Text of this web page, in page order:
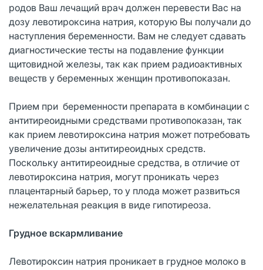
родов Ваш лечащий врач должен перевести Вас на
дозу левотироксина натрия, которую Вы получали до
наступления беременности. Вам не следует сдавать
диагностические тесты на подавление функции
щитовидной железы, так как прием радиоактивных
веществ у беременных женщин противопоказан.
Прием при беременности препарата в комбинации с
антитиреоидными средствами противопоказан, так
как прием левотироксина натрия может потребовать
увеличение дозы антитиреоидных средств.
Поскольку антитиреоидные средства, в отличие от
левотироксина натрия, могут проникать через
плацентарный барьер, то у плода может развиться
нежелательная реакция в виде гипотиреоза.
Грудное вскармливание
Левотироксин натрия проникает в грудное молоко в